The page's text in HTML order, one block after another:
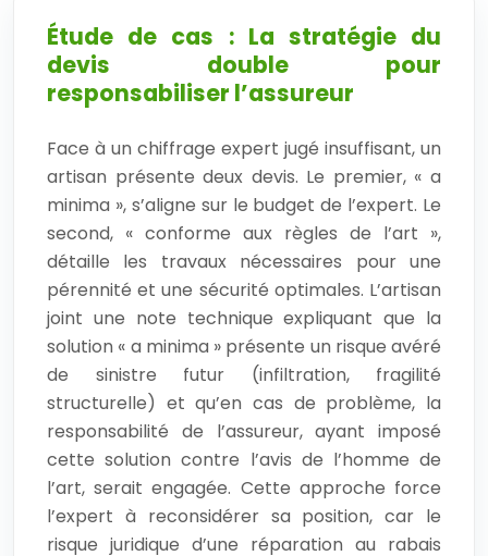
Étude de cas : La stratégie du
devis double pour
responsabiliser l’assureur
Face à un chiffrage expert jugé insuffisant, un
artisan présente deux devis. Le premier, « a
minima », s’aligne sur le budget de l’expert. Le
second, « conforme aux règles de l’art »,
détaille les travaux nécessaires pour une
pérennité et une sécurité optimales. L’artisan
joint une note technique expliquant que la
solution « a minima » présente un risque avéré
de sinistre futur (infiltration, fragilité
structurelle) et qu’en cas de problème, la
responsabilité de l’assureur, ayant imposé
cette solution contre l’avis de l’homme de
l’art, serait engagée. Cette approche force
l’expert à reconsidérer sa position, car le
risque juridique d’une réparation au rabais